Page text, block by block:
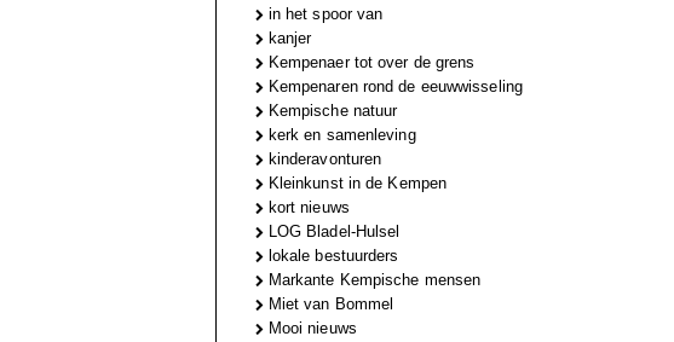
in het spoor van
kanjer
Kempenaer tot over de grens
Kempenaren rond de eeuwwisseling
Kempische natuur
kerk en samenleving
kinderavonturen
Kleinkunst in de Kempen
kort nieuws
LOG Bladel-Hulsel
lokale bestuurders
Markante Kempische mensen
Miet van Bommel
Mooi nieuws